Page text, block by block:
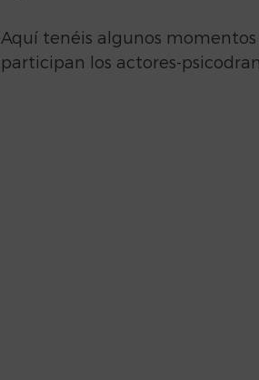
Aquí tenéis algunos momentos
participan los actores-